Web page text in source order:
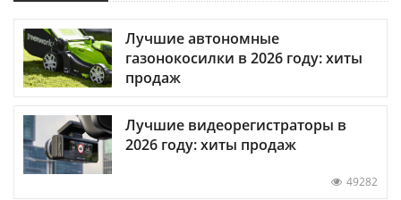
Лучшие автономные
газонокосилки в 2026 году: хиты
продаж
Лучшие видеорегистраторы в
2026 году: хиты продаж
49282